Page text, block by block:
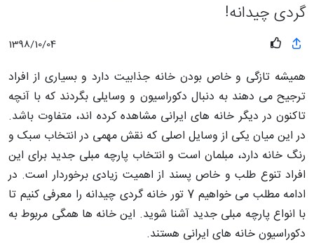
گردی چیدانه!
1398/10/04
همیشه تازگی و خاص بودن خانه جذابیت دارد و بسیاری از افراد
ترجیح می دهند به دنبال دکوراسیون و وسایلی بگردند که با آنچه
تاکنون در دیگر خانه های ایرانی مشاهده کرده اند، متفاوت باشد.
در این میان یکی از وسایل اصلی که نقش مهمی در انتخاب سبک و
رنگ خانه دارد، مبلمان است و انتخاب پارچه مبلی جدید برای این
افراد تنوع طلب و خاص پسند از اهمیت زیادی برخوردار است. در
ادامه مطلب می خواهیم 7 تور خانه گردی چیدانه را معرفی کنیم تا
با انواع پارچه مبلی جدید آشنا شوید. این خانه ها همگی مربوط به
دکوراسیون خانه های ایرانی هستند.